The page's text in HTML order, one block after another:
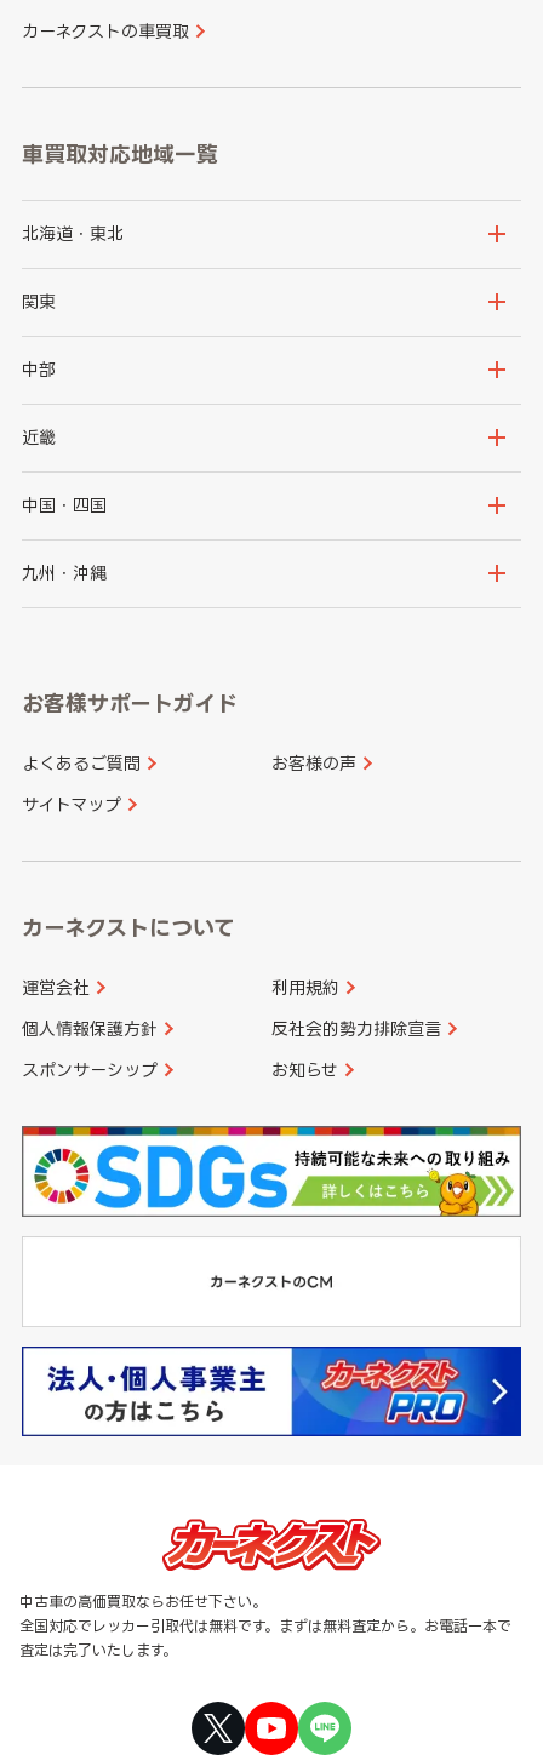
カーネクストの車買取
車買取対応地域一覧
北海道・東北
北海道
岩手県
秋田県
関東
茨城県
群馬県
千葉県
中部
新潟県
石川県
山梨県
愛知県
近畿
大阪府
京都府
和歌山県
中国・四国
鳥取県
山口県
香川県 愛媛県
九州・沖縄
長崎県
大分県 宮崎県
お客様サポートガイド
よくあるご質問 お客様の声
サイトマップ
カーネクストについて
運営会社 利用規約
個人情報保護方針 反社会的勢力排除宣言
スポンサーシップ お知らせ
中古車の高価買取ならお任せ下さい。
全国対応でレッカー引取代は無料です。まずは無料査定から。お電話一本で
査定は完了いたします。